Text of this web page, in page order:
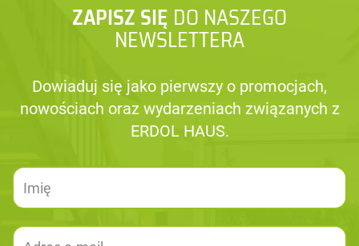
ZAPISZ SIĘ DO NASZEGO
NEWSLETTERA
Dowiaduj się jako pierwszy o promocjach,
nowościach oraz wydarzeniach związanych z
ERDOL HAUS.